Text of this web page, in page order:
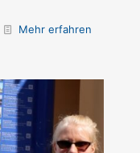
Mehr erfahren